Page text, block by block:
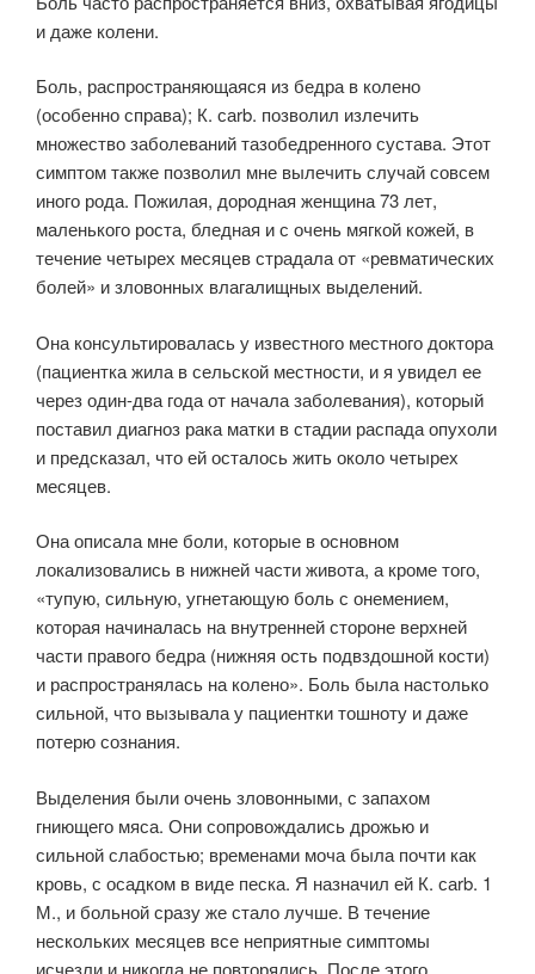
и даже колени.
Боль, распространяющаяся из бедра в колено
(особенно справа); К. саrb. позволил излечить
множество заболеваний тазобедренного сустава. Этот
симптом также позволил мне вылечить случай совсем
иного рода. Пожилая, дородная женщина 73 лет,
маленького роста, бледная и с очень мягкой кожей, в
течение четырех месяцев страдала от «ревматических
болей» и зловонных влагалищных выделений.
Она консультировалась у известного местного доктора
(пациентка жила в сельской местности, и я увидел ее
через один-два года от начала заболевания), который
поставил диагноз рака матки в стадии распада опухоли
и предсказал, что ей осталось жить около четырех
месяцев.
Она описала мне боли, которые в основном
локализовались в нижней части живота, а кроме того,
«тупую, сильную, угнетающую боль с онемением,
которая начиналась на внутренней стороне верхней
части правого бедра (нижняя ость подвздошной кости)
и распространялась на колено». Боль была настолько
сильной, что вызывала у пациентки тошноту и даже
потерю сознания.
Выделения были очень зловонными, с запахом
гниющего мяса. Они сопровождались дрожью и
сильной слабостью; временами моча была почти как
кровь, с осадком в виде песка. Я назначил ей К. саrb. 1
М., и больной сразу же стало лучше. В течение
нескольких месяцев все неприятные симптомы
исчезли и никогда не повторялись. После этого